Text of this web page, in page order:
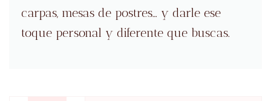
carpas, mesas de postres… y darle ese
toque personal y diferente que buscas.